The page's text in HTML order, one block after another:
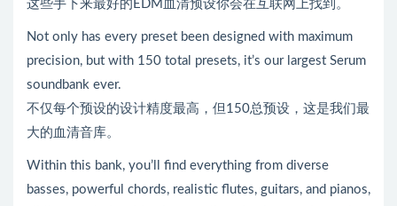
这些手下来最好的EDM血清预设你会在互联网上找到。
Not only has every preset been designed with maximum
precision, but with 150 total presets, it’s our largest Serum
soundbank ever.
不仅每个预设的设计精度最高，但150总预设，这是我们最
大的血清音库。
Within this bank, you’ll find everything from diverse
basses, powerful chords, realistic flutes, guitars, and pianos,